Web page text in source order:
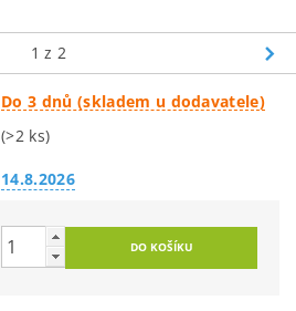
1 z 2
Do 3 dnů (skladem u dodavatele)
(>2 ks)
14.8.2026